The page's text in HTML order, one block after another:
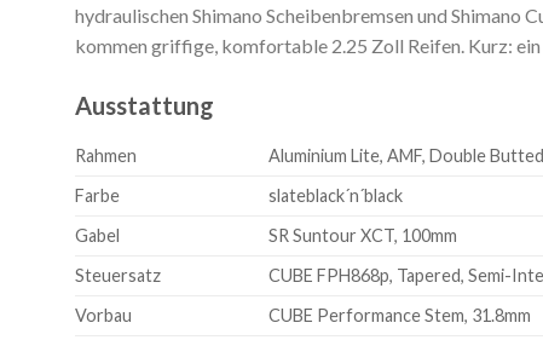
hydraulischen Shimano Scheibenbremsen und Shimano
kommen griffige, komfortable 2.25 Zoll Reifen. Kurz:
Ausstattung
Rahmen
Aluminium Lite, AMF, Double
Farbe
slateblack´n´black
Gabel
SR Suntour XCT, 100mm
Steuersatz
CUBE FPH868p, Tapered, Semi-
Vorbau
CUBE Performance Stem, 31.8mm